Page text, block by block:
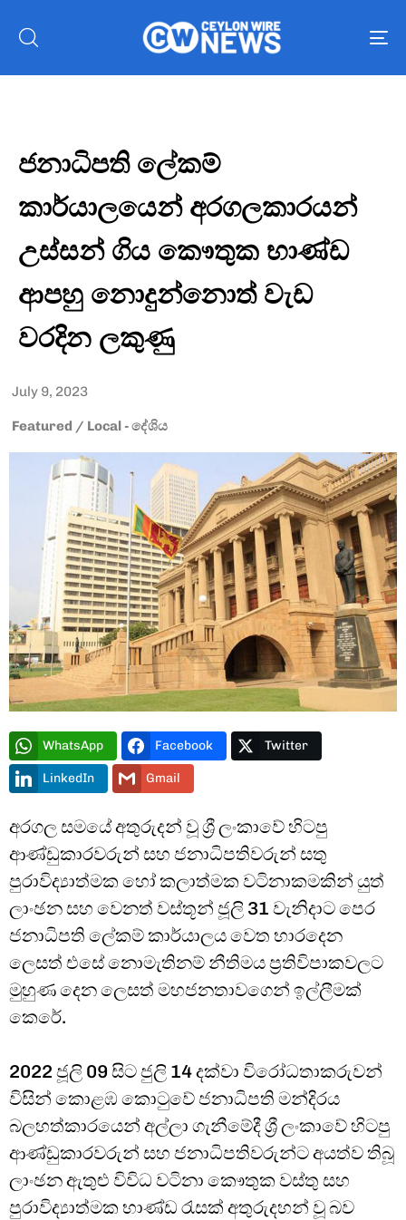
Type and hit enter
ජනාධිපති ලේකම්
කාර්යාලයෙන් අරගලකාරයන්
උස්සන් ගිය කෞතුක භාණ්ඩ
ආපහු නොදුන්නොත් වැඩ
වරදින ලකුණු
July 9, 2023
Featured / Local - දේශිය
WhatsApp Facebook Twitter
LinkedIn Gmail
අරගල සමයේ අතුරුදන් වූ ශ්‍රී ලංකාවේ හිටපු
ආණ්ඩුකාරවරුන් සහ ජනාධිපතිවරුන් සතු
පුරාවිද්‍යාත්මක හෝ කලාත්මක වටිනාකමකින් යුත්
ලාංඡන සහ වෙනත් වස්තූන් ජූලි 31 වැනිදාට පෙර
ජනාධිපති ලේකම් කාර්යාලය වෙත භාරදෙන
ලෙසත් එසේ නොමැතිනම් නීතිමය ප්‍රතිවිපාකවලට
මුහුණ දෙන ලෙසත් මහජනතාවගෙන් ඉල්ලීමක්
කෙරේ.
2022 ජූලි 09 සිට ජුලි 14 දක්වා විරෝධතාකරුවන්
විසින් කොළඹ කොටුවේ ජනාධිපති මන්දිරය
බලහත්කාරයෙන් අල්ලා ගැනීමේදී ශ්‍රී ලංකාවේ හිටපු
ආණ්ඩුකාරවරුන් සහ ජනාධිපතිවරුන්ට අයත්ව තිබූ
ලාංඡන ඇතුළු විවිධ වටිනා කෞතුක වස්තු සහ
පුරාවිද්‍යාත්මක භාණ්ඩ රැසක් අතුරුදහන් වූ බව